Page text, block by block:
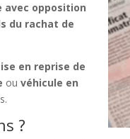
avec opposition
du rachat de
en reprise de
ouvéhicule en
?